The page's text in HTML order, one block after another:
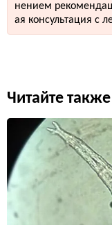
нением
ая консультация с
Читайте